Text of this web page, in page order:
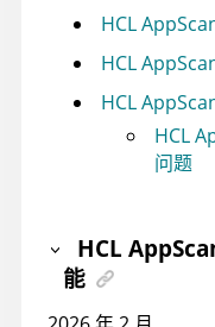
HCL
HCL
HCL
HCL
问题
HCL
能